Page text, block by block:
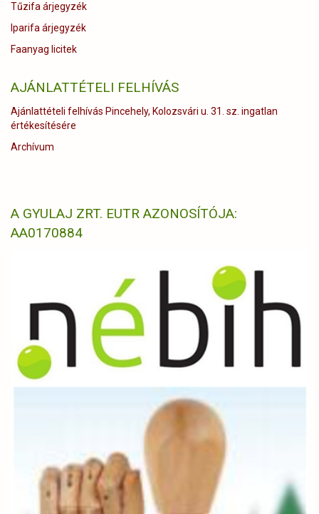
Tűzifa árjegyzék
Iparifa árjegyzék
Faanyag licitek
AJÁNLATTÉTELI FELHÍVÁS
Ajánlattételi felhívás Pincehely, Kolozsvári u. 31. sz. ingatlan
értékesítésére
Archívum
A GYULAJ ZRT. EUTR AZONOSÍTÓJA:
AA0170884